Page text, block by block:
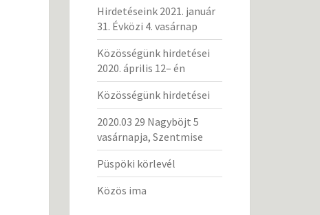
Hirdetéseink 2021. január
31. Évközi 4. vasárnap
Közösségünk hirdetései
2020. április 12– én
Közösségünk hirdetései
2020.03 29 Nagyböjt 5
vasárnapja, Szentmise
Püspöki körlevél
Közös ima